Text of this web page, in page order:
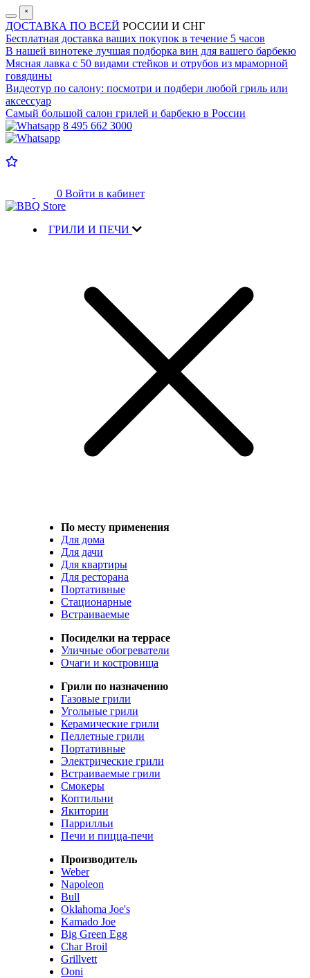
˟
ДОСТАВКА ПО ВСЕЙ РОССИИ И СНГ
Бесплатная доставка ваших покупок в течение 5 часов
В нашей винотеке лучшая подборка вин для вашего барбекю
Мясная лавка с 50 видами стейков и отрубов из мраморной
говядины
Видеотур по салону: посмотри и подбери любой гриль или
аксессуар
Самый большой салон грилей и барбекю в России
8 495 662 3000
0 Войти в кабинет
ГРИЛИ И ПЕЧИ
По месту применения
Для дома
Для дачи
Для квартиры
Для ресторана
Портативные
Стационарные
Встраиваемые
Посиделки на террасе
Уличные обогреватели
Очаги и костровища
Грили по назначению
Газовые грили
Угольные грили
Керамические грили
Пеллетные грили
Портативные
Электрические грили
Встраиваемые грили
Смокеры
Коптильни
Якитории
Паррилльи
Печи и пицца-печи
Производитель
Weber
Napoleon
Bull
Oklahoma Joe's
Kamado Joe
Big Green Egg
Char Broil
Grillvett
Ooni